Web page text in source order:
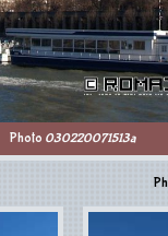
Photo 030220071513a